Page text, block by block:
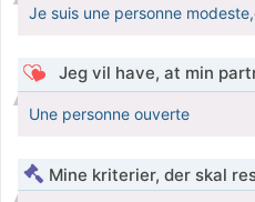
Je suis une personne
Jeg vil have, at min
Une personne ouverte
Mine kriterier, der skal